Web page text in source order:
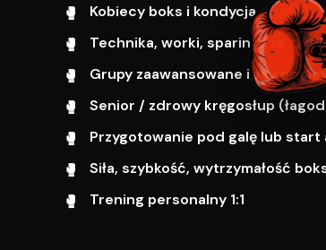
Kobiecy boks i kondycja
Technika, worki, sparing (za
Grupy zaawansowane i
Senior / zdrowy kręgosłup
Przygotowanie pod galę lub start
Siła, szybkość, wytrzymałość
Trening personalny 1:1